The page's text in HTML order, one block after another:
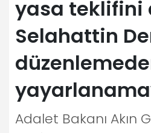
yasa teklifini
Selahattin
Adalet Bakanı Akın